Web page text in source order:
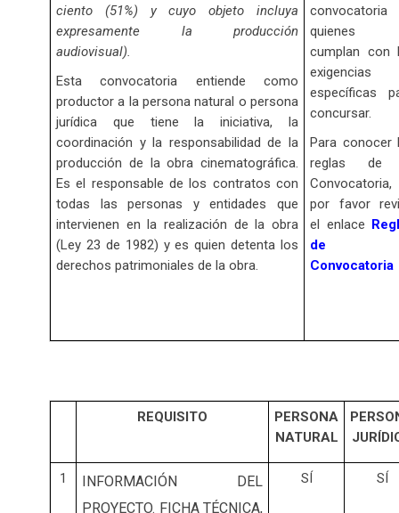
ciento (51%) y cuyo objeto incluya
expresamente la producción
audiovisual).
Esta convocatoria entiende como
productor a la persona natural o persona
jurídica que tiene la iniciativa, la
coordinación y la responsabilidad de la
producción de la obra cinematográfica.
Es el responsable de los contratos con
todas las personas y entidades que
intervienen en la realización de la obra
(Ley 23 de 1982) y es quien detenta los
derechos patrimoniales de la obra.
quienes
cumplan con
exigencias
específicas
concursar.
Para conocer
reglas de
Convocatoria,
por favor
el enlace
de
Convocatoria
REQUISITO
PERSONA
NATURAL
1
INFORMACIÓN DEL
PROYECTO. FICHA TÉCNICA,
SÍ SÍ